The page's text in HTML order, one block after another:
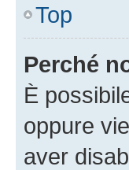
Top
Perché
È
oppure
aver